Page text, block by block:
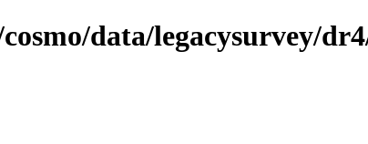
data/legacysurvey/